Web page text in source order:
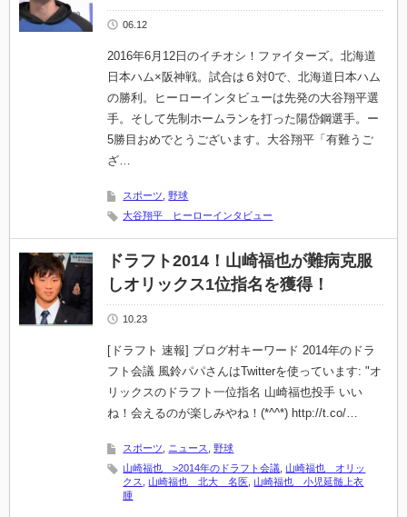
06.12
2016年6月12日のイチオシ！ファイターズ。北海道
日本ハム×阪神戦。試合は６対0で、北海道日本ハム
の勝利。ヒーローインタビューは先発の大谷翔平選
手。そして先制ホームランを打った陽岱鋼選手。ー
5勝目おめでとうございます。大谷翔平「有難うご
ざ…
スポーツ ,野球
大谷翔平 ヒーローインタビュー
ドラフト2014！山崎福也が難病克服
しオリックス1位指名を獲得！
10.23
[ドラフト 速報] ブログ村キーワード 2014年のドラ
フト会議 風鈴パパさんはTwitterを使っています: "オ
リックスのドラフト一位指名 山崎福也投手 いい
ね！会えるのが楽しみやね！(*^^*) http://t.co/…
スポーツ ニュース ,野球
山崎福也 >2014年のドラフト会議 山崎福也 オリッ
クス
山崎福也 北大 名医 山崎福也 小児延髄上衣
腫